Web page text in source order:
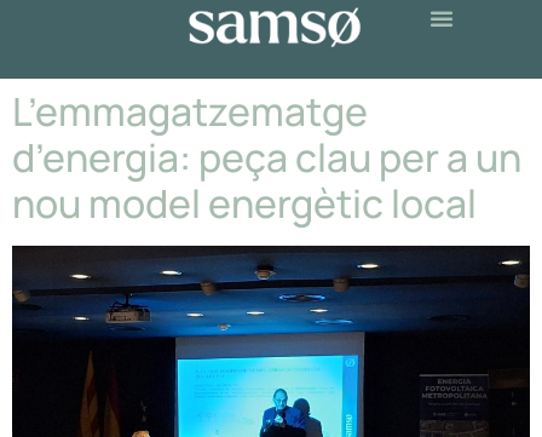
L’emmagatzematge
d’energia: peça clau per a un
nou model energètic local